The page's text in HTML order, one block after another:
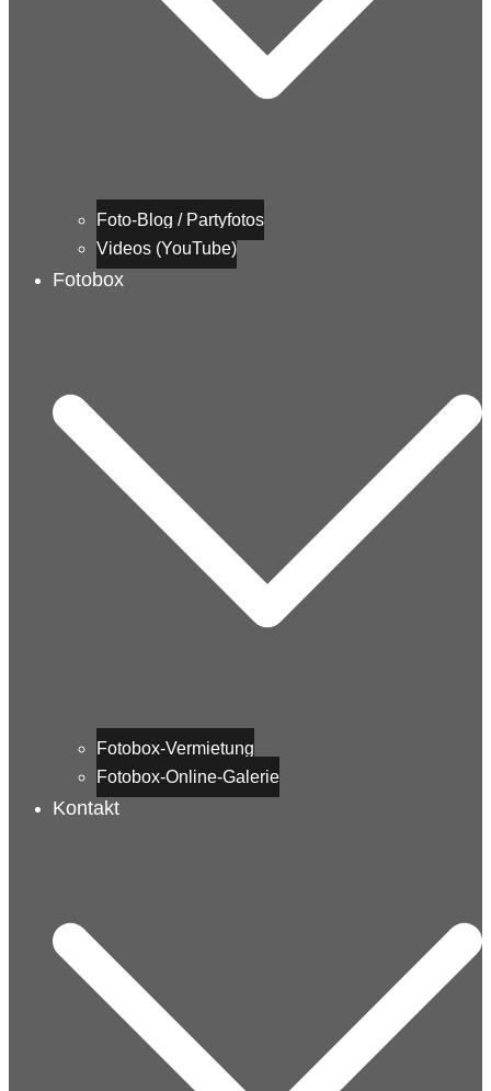
Foto-Blog / Partyfotos
Videos (YouTube)
Fotobox
Fotobox-Vermietung
Fotobox-Online-Galerie
Kontakt